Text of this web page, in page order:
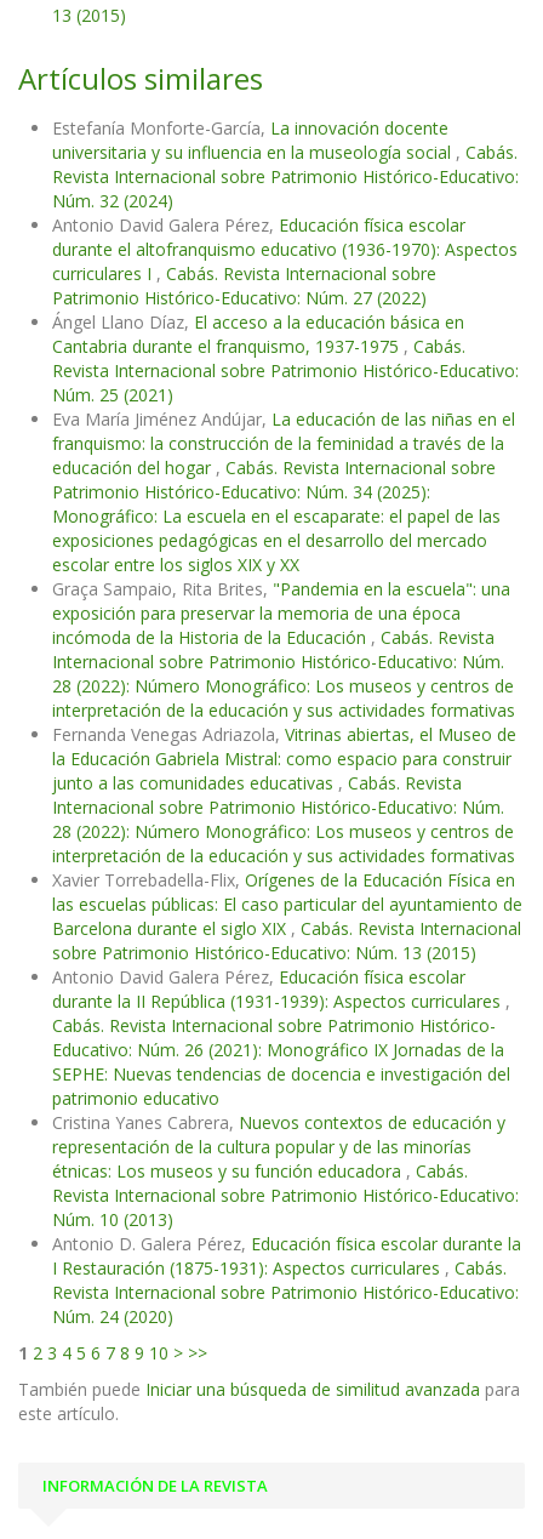
13 (2015)
Artículos similares
Estefanía Monforte-García, La innovación docente
universitaria y su influencia en la museología social , Cabás.
Revista Internacional sobre Patrimonio Histórico-Educativo:
Núm. 32 (2024)
Antonio David Galera Pérez, Educación física escolar
durante el altofranquismo educativo (1936-1970): Aspectos
curriculares I , Cabás. Revista Internacional sobre
Patrimonio Histórico-Educativo: Núm. 27 (2022)
Ángel Llano Díaz, El acceso a la educación básica en
Cantabria durante el franquismo, 1937-1975 , Cabás.
Revista Internacional sobre Patrimonio Histórico-Educativo:
Núm. 25 (2021)
Eva María Jiménez Andújar, La educación de las niñas en el
franquismo: la construcción de la feminidad a través de la
educación del hogar , Cabás. Revista Internacional sobre
Patrimonio Histórico-Educativo: Núm. 34 (2025):
Monográfico: La escuela en el escaparate: el papel de las
exposiciones pedagógicas en el desarrollo del mercado
escolar entre los siglos XIX y XX
Graça Sampaio, Rita Brites, "Pandemia en la escuela": una
exposición para preservar la memoria de una época
incómoda de la Historia de la Educación , Cabás. Revista
Internacional sobre Patrimonio Histórico-Educativo: Núm.
28 (2022): Número Monográfico: Los museos y centros de
interpretación de la educación y sus actividades formativas
Fernanda Venegas Adriazola, Vitrinas abiertas, el Museo de
la Educación Gabriela Mistral: como espacio para construir
junto a las comunidades educativas , Cabás. Revista
Internacional sobre Patrimonio Histórico-Educativo: Núm.
28 (2022): Número Monográfico: Los museos y centros de
interpretación de la educación y sus actividades formativas
Xavier Torrebadella-Flix, Orígenes de la Educación Física en
las escuelas públicas: El caso particular del ayuntamiento de
Barcelona durante el siglo XIX , Cabás. Revista Internacional
sobre Patrimonio Histórico-Educativo: Núm. 13 (2015)
Antonio David Galera Pérez, Educación física escolar
durante la II República (1931-1939): Aspectos curriculares ,
Cabás. Revista Internacional sobre Patrimonio Histórico-
Educativo: Núm. 26 (2021): Monográfico IX Jornadas de la
SEPHE: Nuevas tendencias de docencia e investigación del
patrimonio educativo
Cristina Yanes Cabrera, Nuevos contextos de educación y
representación de la cultura popular y de las minorías
étnicas: Los museos y su función educadora , Cabás.
Revista Internacional sobre Patrimonio Histórico-Educativo:
Núm. 10 (2013)
Antonio D. Galera Pérez, Educación física escolar durante la
I Restauración (1875-1931): Aspectos curriculares , Cabás.
Revista Internacional sobre Patrimonio Histórico-Educativo:
Núm. 24 (2020)
1 2 3 4 5 6 7 8 9 10 > >>
También puede Iniciar una búsqueda de similitud avanzada para
este artículo.
INFORMACIÓN DE LA REVISTA